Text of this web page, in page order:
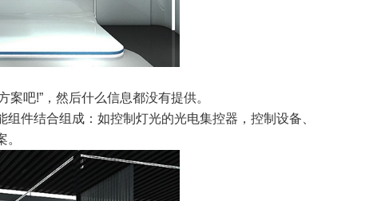
吧!”，然后什么信息都没有提供。
结合组成：如控制灯光的光电集控器，控制设备、